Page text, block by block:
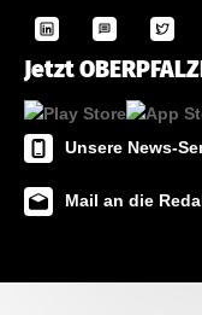
Jetzt
Unsere News-
Mail an die